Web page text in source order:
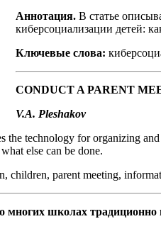
Аннотация. В статье
киберсоциализации детей:
Ключевые слова:
CONDUCT A PARENT
V.A. Pleshakov
the technology for organizing
else can be done.
children, parent meeting,
многих школах